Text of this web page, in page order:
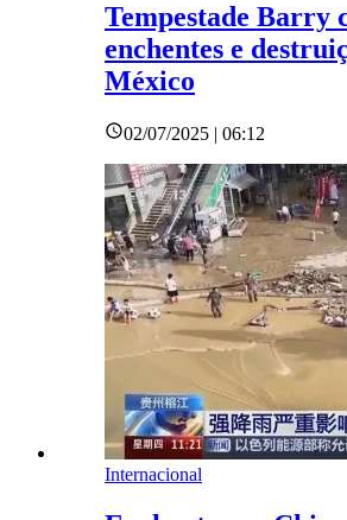
Tempestade Barry
enchentes e
México
02/07/2025 | 06:12
Internacional